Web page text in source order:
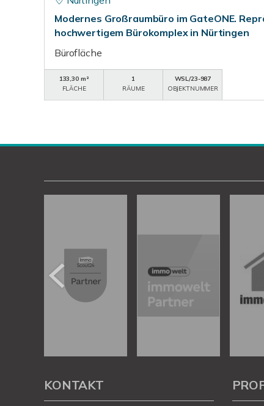
Modernes Großraumbüro im GateONE.
hochwertigem Bürokomplex in Nürtingen
Bürofläche
133,30 m²
FLÄCHE
1
RÄUME
WSL/23-987
OBJEKTNUMMER
KONTAKT